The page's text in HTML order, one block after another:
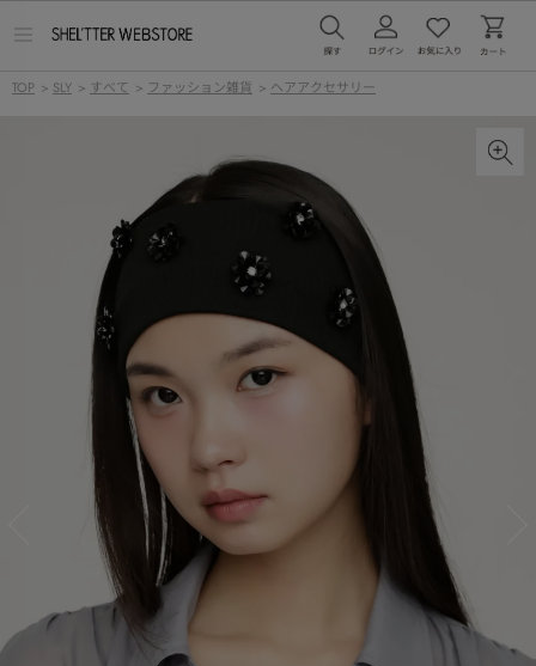
ー
TOP > SLY > すべて > ファッション雑貨 > ヘアアクセサリー